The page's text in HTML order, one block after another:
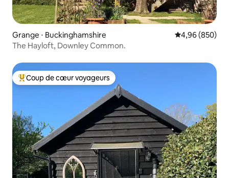
Grange ⋅ Buckinghamshire Évaluation
4,96 (850)
The Hayloft, Downley Common.
Coups de cœur voyageurs les plus appréciés
Coup de cœur voyageurs